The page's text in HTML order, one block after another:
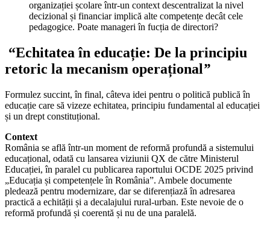
organizației școlare într-un context descentralizat la nivel
decizional și financiar implică alte competențe decât cele
pedagogice. Poate manageri în fucția de directori?
“Echitatea în educație: De la principiu
retoric la mecanism operațional”
Formulez succint, în final, câteva idei pentru o politică publică în
educație care să vizeze echitatea, principiu fundamental al educației
și un drept constituțional.
Context
România se află într-un moment de reformă profundă a sistemului
educațional, odată cu lansarea viziunii QX de către Ministerul
Educației, în paralel cu publicarea raportului OCDE 2025 privind
„Educația și competențele în România”. Ambele documente
pledează pentru modernizare, dar se diferențiază în adresarea
practică a echității și a decalajului rural-urban. Este nevoie de o
reformă profundă și coerentă și nu de una paralelă.